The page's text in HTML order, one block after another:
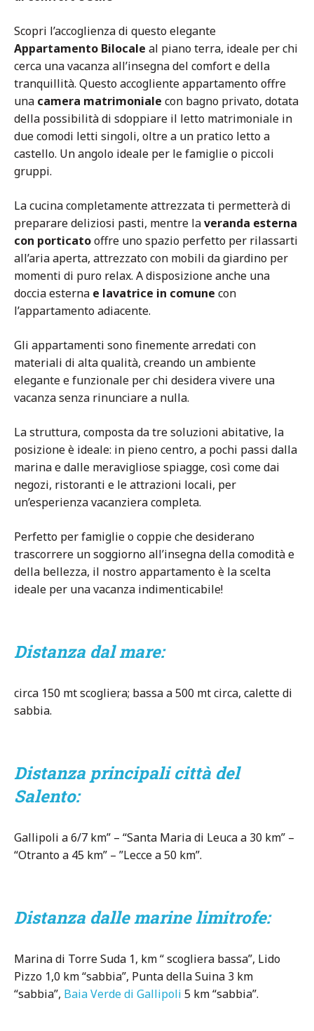
Scopri l’accoglienza di questo elegante
Appartamento Bilocale al piano terra, ideale per chi
cerca una vacanza all’insegna del comfort e della
tranquillità. Questo accogliente appartamento offre
una camera matrimoniale con bagno privato, dotata
della possibilità di sdoppiare il letto matrimoniale in
due comodi letti singoli, oltre a un pratico letto a
castello. Un angolo ideale per le famiglie o piccoli
gruppi.
La cucina completamente attrezzata ti permetterà di
preparare deliziosi pasti, mentre laveranda esterna
con porticatooffre uno spazio perfetto per rilassarti
all’aria aperta, attrezzato con mobili da giardino per
momenti di puro relax. A disposizione anche una
doccia esterna e lavatrice in comune con
l’appartamento adiacente.
Gli appartamenti sono finemente arredati con
materiali di alta qualità, creando un ambiente
elegante e funzionale per chi desidera vivere una
vacanza senza rinunciare a nulla.
La struttura, composta da tre soluzioni abitative, la
posizione è ideale: in pieno centro, a pochi passi dalla
marina e dalle meravigliose spiagge, così come dai
negozi, ristoranti e le attrazioni locali, per
un’esperienza vacanziera completa.
Perfetto per famiglie o coppie che desiderano
trascorrere un soggiorno all’insegna della comodità e
della bellezza, il nostro appartamento è la scelta
ideale per una vacanza indimenticabile!
Distanza dal mare:
circa 150 mt scogliera; bassa a 500 mt circa, calette di
sabbia.
Distanza principali città del
Salento:
Gallipoli a 6/7 km” – “Santa Maria di Leuca a 30 km” –
“Otranto a 45 km” – ”Lecce a 50 km”.
Distanza dalle marine limitrofe:
Marina di Torre Suda 1, km “ scogliera bassa”, Lido
Pizzo 1,0 km “sabbia”, Punta della Suina 3 km
“sabbia”, Baia Verde di Gallipoli 5 km “sabbia”.